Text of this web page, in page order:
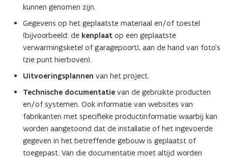
kunnen genomen zijn.
Gegevens op het geplaatste materiaal en/of toestel
(bijvoorbeeld: de kenplaat op een geplaatste
verwarmingsketel of garagepoort), aan de hand van foto’s
(zie punt hierboven).
Uitvoeringsplannen van het project.
Technische documentatie van de gebruikte producten
en/of systemen. Ook informatie van websites van
fabrikanten met specifieke productinformatie waarbij kan
worden aangetoond dat de installatie of het ingevoerde
gegeven in het betreffende gebouw is geplaatst of
toegepast. Van die documentatie moet altijd worden